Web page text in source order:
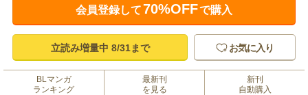
会員登録して70%OFFで購入
立読み増量中 8/31まで お気に入り
BLマンガ
ランキング
最新刊
を見る
新刊
自動購入